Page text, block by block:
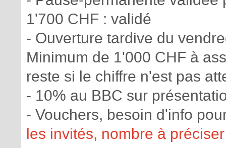
1'700 CHF : validé
- Ouverture tardive du
Minimum de 1'000 CHF à
reste si le chiffre n'est pas
- 10% au BBC sur
- Vouchers, besoin d'info
les invités, nombre à